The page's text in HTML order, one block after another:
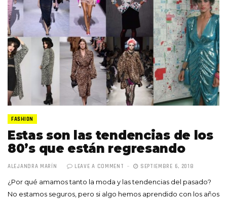
FASHION
Estas son las tendencias de los
80’s que están regresando
ALEJANDRA MARÍN LEAVE A COMMENT SEPTIEMBRE 6, 2018
¿Por qué amamos tanto la moda y las tendencias del pasado?
No estamos seguros, pero si algo hemos aprendido con los años